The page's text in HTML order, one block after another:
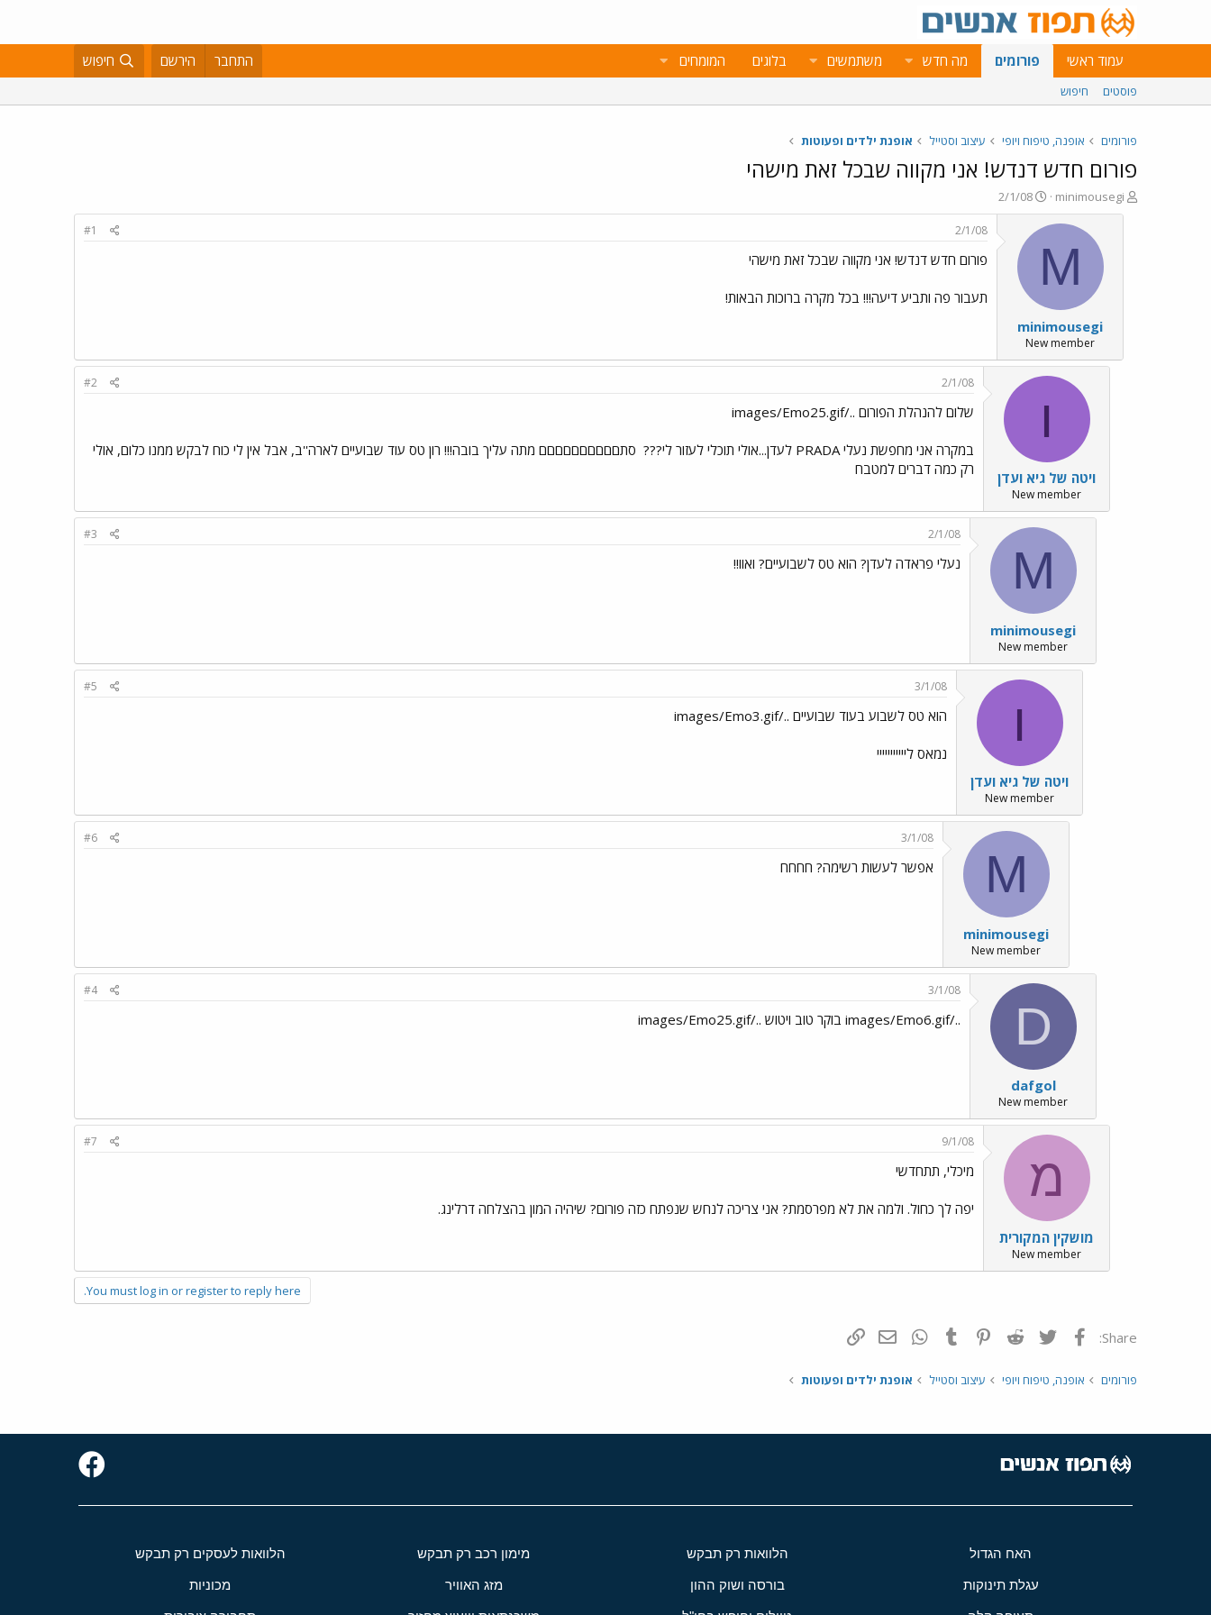
עמוד ראשי פורומים מה חדש משתמשים בלוגים המומחים התחבר הירשם חיפוש
פוסטים חיפוש
פורומים אופנה, טיפוח ויופי עיצוב וסטייל אופנת ילדים ופעוטות
פורום חדש דנדש! אני מקווה שבכל זאת מישהי
פ
ו
minimousegi
פ
ו
ס
ת
ר
י
ך
2/1/08
M
minimousegi
New member
2/1/08
#1
פורום חדש דנדש! אני מקווה שבכל זאת מישהי
תעבור פה ותביע דיעה!!! בכל מקרה ברוכות הבאות!
ו
ויטה של גיא ועדן
New member
2/1/08
#2
שלום להנהלת הפורום ../images/Emo25.gif
במקרה אני מחפשת נעלי PRADA לעדן...אולי תוכלי לעזור לי???
סתםםםםםםםםםם מתה עליך בובה!!! רון טס עוד שבועיים לארה''ב, אבל אין לי כוח לבקש ממנו כלום, אולי
רק כמה דברים למטבח
M
minimousegi
New member
2/1/08
#3
נעלי פראדה לעדן? הוא טס לשבועיים? ואוו!!
ו
ויטה של גיא ועדן
New member
3/1/08
#5
הוא טס לשבוע בעוד שבועיים ../images/Emo3.gif
נמאס לייייייייייי
M
minimousegi
New member
3/1/08
#6
אפשר לעשות רשימה? חחחח
D
dafgol
New member
3/1/08
#4
../images/Emo6.gif בוקר טוב ויטוש ../images/Emo25.gif
מ
מושקין המקורית
New member
9/1/08
#7
מיכלי, תתחדשי
יפה לך כחול. ולמה את לא מפרסמת? אני צריכה לנחש שנפתח כזה פורום? שיהיה המון בהצלחה דרלינג.
You must log in or register to reply here.
Share: פייסבוק Twitter
Reddit
Pinterest
Tumblr
WhatsAppדואר אלקטרוני
פורומים אופנה, טיפוח ויופי עיצוב וסטייל אופנת ילדים ופעוטות
האח הגדול הלוואות רק תבקש מימון רכב רק תבקש הלוואות לעסקים רק תבקש
עגלת תינוקות בורסה ושוק ההון מזג האוויר מכוניות